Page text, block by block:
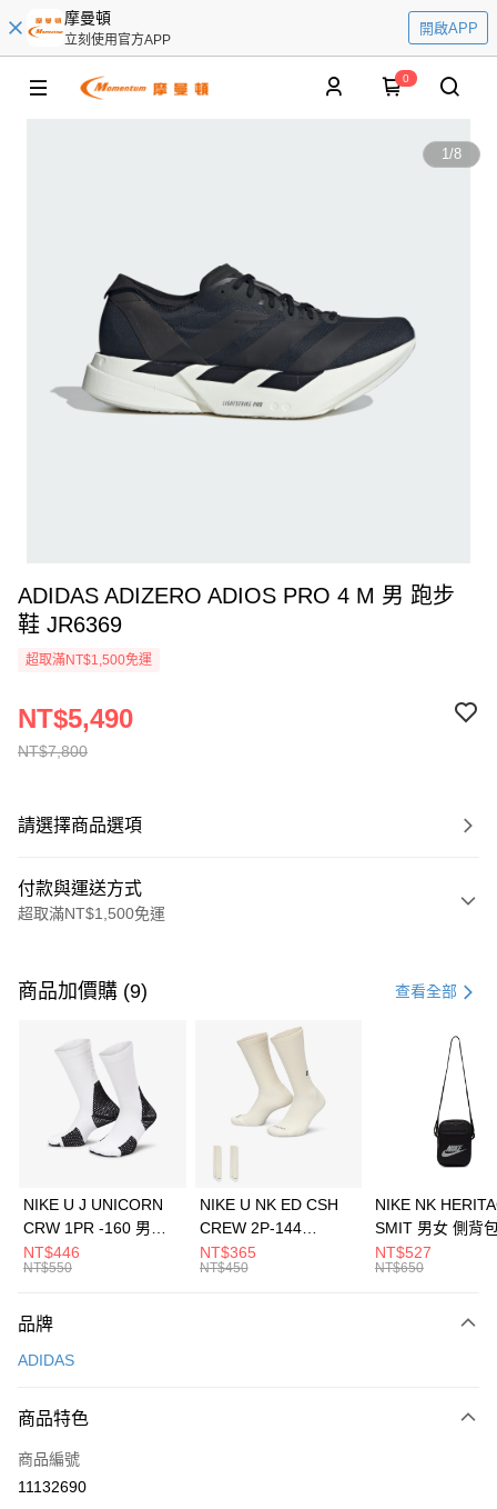
摩曼頓
立刻使用官方APP
開啟APP
0
1/8
ADIDAS ADIZERO ADIOS PRO 4 M 男 跑步
鞋 JR6369
超取滿NT$1,500免運
NT$7,800
NT$5,490
請選擇商品選項
付款與運送方式
超取滿NT$1,500免運
信用卡一次付款
3 期 0 利率 每期 21家銀行
合作金庫商業銀行
第一商業銀行
華南商業銀行
彰化商業銀行
上海商業儲蓄銀行
元大商業銀行
台灣樂天信用卡公司
Apple Pay
全盈+PAY
AFTEE先享後付
【關於「AFTEE先享後付」】
便利好安心！
３．安心：先確認商品／服務後，再付款。
【「AFTEE先享後付」結帳流程】
１．於結帳方式選擇「AFTEE先享後付」後，將跳轉至「AFTEE先享後付」
運送方式
每筆NT$100，滿NT$1,500(含以上)免運費
宅配
每筆NT$100，滿NT$1,500(含以上)免運費
商品加價購 (9) 查看全部
NIKE U J UNICORN
CRW 1PR -160 男女
中統襪 FZ3393100
NT$446
NT$550
NIKE U NK ED CSH
CREW 2P-144
EMBRDY 男女 短統襪
FZ3073133
NT$365
NT$450
NIKE NK
SMIT 男女 側背
BA5871010
NT$527
NT$650
品牌
ADIDAS
商品特色
商品編號
11132690